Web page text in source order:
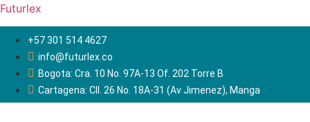
Futurlex
+57 301 514 4627
info@futurlex.co
Bogota: Cra. 10 No. 97A-13 Of. 202 Torre B
Cartagena: Cll. 26 No. 18A-31 (Av Jimenez), Manga